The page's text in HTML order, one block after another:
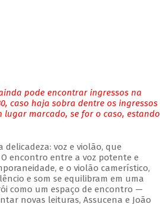
pode encontrar ingressos na
caso haja sobra dentre os ingressos
lugar marcado, se for o caso, estando
voz e violão, que
encontro entre a voz potente e
e o violão camerístico,
e som se equilibram em uma
como um espaço de encontro —
novas leituras, Assucena e João